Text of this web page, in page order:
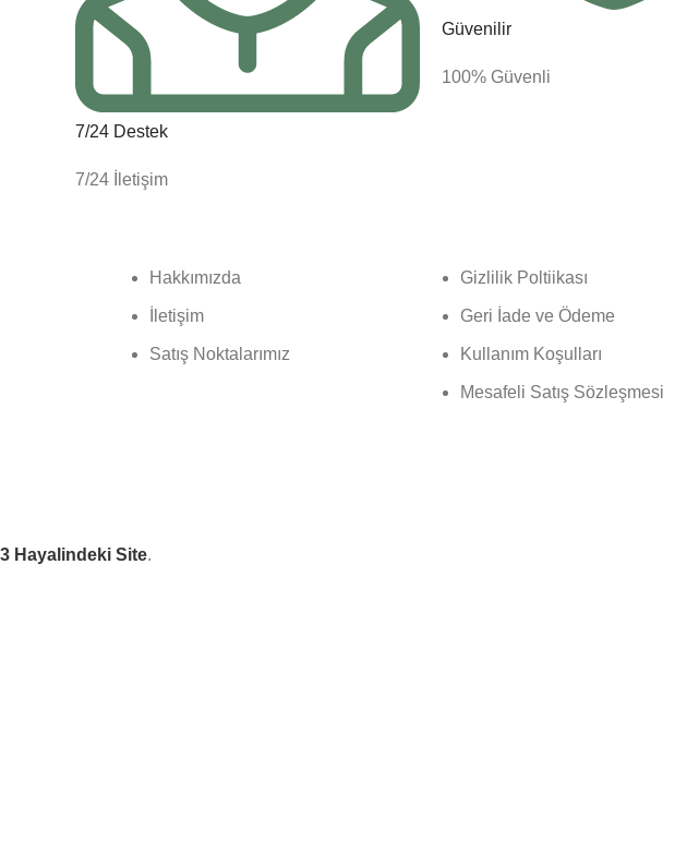
7/24 Destek
7/24 İletişim
Güvenilir
100% Güvenli
Hakkımızda
İletişim
Satış Noktalarımız
Gizlilik Poltiikası
Geri İade ve Ödeme
Kullanım Koşulları
Mesafeli Satış Sözleşmesi
Hayalindeki Site.